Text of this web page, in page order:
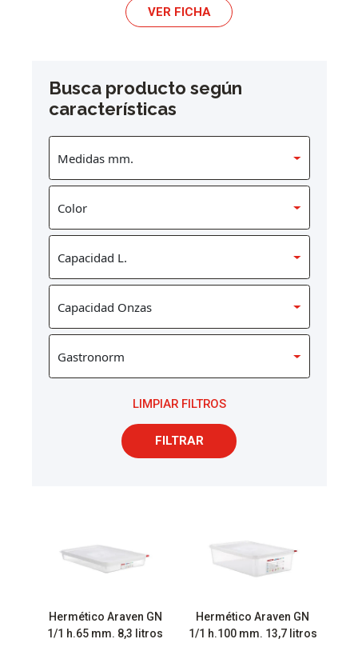
VER FICHA
Busca producto según
características
LIMPIAR FILTROS
FILTRAR
Hermético Araven GN
1/1 h.65 mm. 8,3 litros
Hermético Araven GN
1/1 h.100 mm. 13,7 litros